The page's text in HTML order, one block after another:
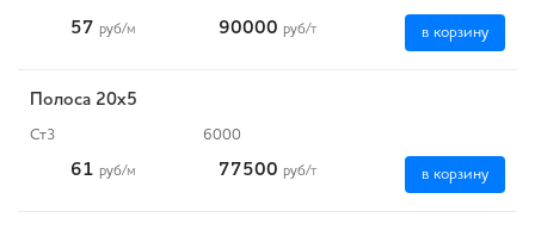
57 руб/м 90000 руб/т в корзину
Полоса 20x5
Ст3 6000
61 руб/м 77500 руб/т в корзину